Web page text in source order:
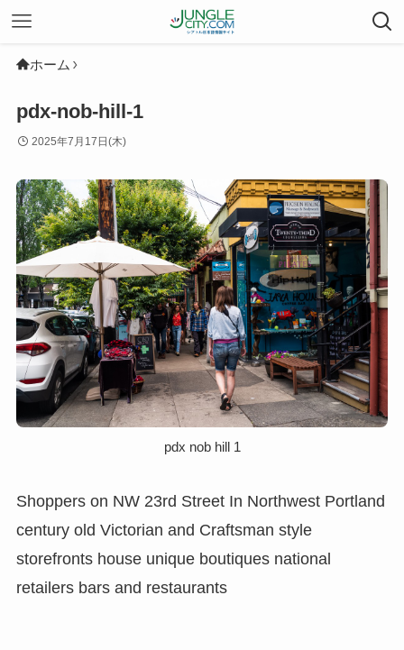
ホーム
pdx-nob-hill-1
2025年7月17日(木)
pdx nob hill 1
Shoppers on NW 23rd Street In Northwest Portland
century old Victorian and Craftsman style
storefronts house unique boutiques national
retailers bars and restaurants